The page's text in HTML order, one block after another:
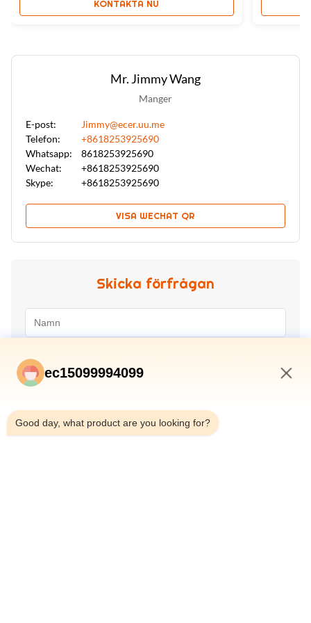
KONTAKTA NU
Mr. Jimmy Wang
Manger
E-post:
Jimmy@ecer.uu.me
Telefon:
+8618253925690
Whatsapp:
8618253925690
Wechat:
+8618253925690
Skype:
+8618253925690
VISA WECHAT QR
Skicka förfrågan
ec15099994099
Good day, what product are you looking for?